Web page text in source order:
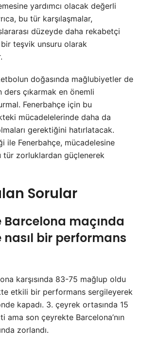
yardımcı olacak değerli
bu tür karşılaşmalar,
düzeyde daha rekabetçi
bir teşvik unsuru olarak
doğasında mağlubiyetler de
ders çıkarmak en önemli
Fenerbahçe için bu
mücadelelerinde daha da
gerektiğini hatırlatacak.
ile Fenerbahçe, mücadelesine
tür zorluklardan güçlenerek
Sorular
Barcelona maçında
nasıl bir performans
karşısında 83-75 mağlup oldu
etkili bir performans sergileyerek
kapadı. 3. çeyrek ortasında 15
ama son çeyrekte Barcelona’nın
zorlandı.